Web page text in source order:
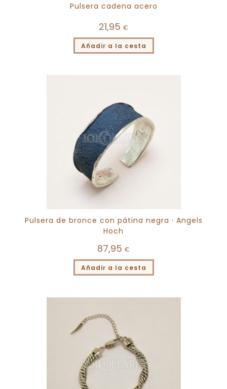
Pulsera cadena acero
21,95 €
Añadir a la cesta
Pulsera de bronce con pátina negra · Angels
Hoch
87,95 €
Añadir a la cesta